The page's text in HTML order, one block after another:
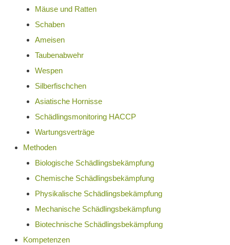
Mäuse und Ratten
Schaben
Ameisen
Taubenabwehr
Wespen
Silberfischchen
Asiatische Hornisse
Schädlingsmonitoring HACCP
Wartungsverträge
Methoden
Biologische Schädlingsbekämpfung
Chemische Schädlingsbekämpfung
Physikalische Schädlingsbekämpfung
Mechanische Schädlingsbekämpfung
Biotechnische Schädlingsbekämpfung
Kompetenzen